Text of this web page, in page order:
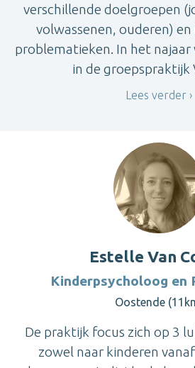
verschillende doelgroepen
volwassenen, ouderen)
problematieken. In het
in de groepspraktijk
Lees verder
Estelle Van
Kinderpsycholoog en
Oostende
De praktijk focus zich op 3
zowel naar kinderen